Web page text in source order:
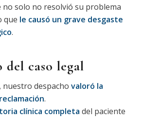
solo no resolvió su problema
que le causó un grave desgaste
.
del caso legal
despacho valoró la
.
clínica completa del paciente